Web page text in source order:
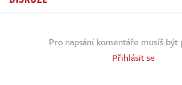
Pro napsání komentáře musíš být
Přihlásit se